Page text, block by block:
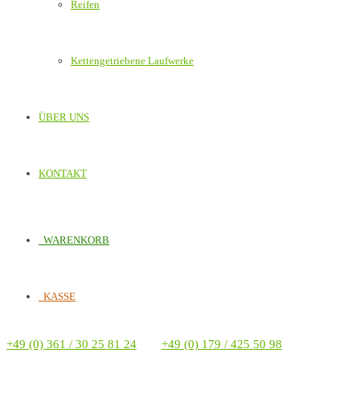
Reifen
Kettengetriebene Laufwerke
ÜBER UNS
KONTAKT
WARENKORB
KASSE
+49 (0) 361 / 30 25 81 24 +49 (0) 179 / 425 50 98